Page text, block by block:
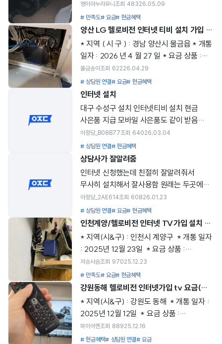
영이마누라유니 조회 48326.05.09
# 만족도# 요금# 현금혜택
양산 LG 헬로비전 인터넷 티비 설치 가입 사은품 혜택 결합상품 추천 헬로티비 현금지원 후기
* 지역 ( 시 구 ) : 경남 양산시 물금읍 * 개통
일자 : 2026 년 4 월 27 일 * 요금 상품 :
LG 헬로비전 인터넷 100M 헬로 tv 플러스
요금제 1. 아정당에서 인터넷 선택한 이유는
? SK 브로드 밴드의 3 년 약정이 끝나서
그동안 주변 지인들로부터 추천을 많이
들었던 아정당에서 혜택이 좋은 인터넷
요금제가 있어서 신청하게 되었습니다 . 2.
인터넷 가입 , 인터넷 설치 과정 우선 아정당
인터넷 홈페이지에 가서 인터넷과 TV 여러
업체를 검색해보고 가격도 꼼꼼히
비교해보았습니다. 아정당 홈페이지에는
업체도 많이 있고, 여러가지 요금제와 결합
상품도 한눈에 알아볼 수 있게 잘 정리되어
있어서 쉽게 비교해서 선택할 수 있었습니다.
선택한 인터넷 +TV 업체와 상품 및
요금제를 선택한 뒤 상담원 통화를
선택했는데, 곧바로 상담원과 연결이 되었고,
상담원 분의 친절한 안내와 설명을 들으면서
필요한 내용들을 확인 받았고, 신청을
완료했습니다. 그리고 다음날 오전에 해당
업체의 해피콜 연락을 받고, 오후에 바로
기사님이 방문 주셔서 설치 마무리 했습니다.
신청에서 설치까지 딱 2일 걸렸네요, 너무
물금송이 조회 62226.04.29
# 상담원 연결# 요금# 현금혜택
인터넷 설치
대구 수성구 설치 인터넷티비 설치 현금
사은품 지급 모바일 사은품도 같이 받음
상담원도 친절해요 상담 신청 후 바로 전화
받음
아정당_B08B77조회 64026.03.04
# 상담원 연결# 현금혜택
상담사가 잘알려줌
인터넷 신청했는데 친절히 잘알려줘서
무사히 설치해서 잘사용함 원래는 두곳에
사용하려고했는데 안타깝게 한곳은
설치가안된다해 한곳만사용해서
조금아쉬웠음 다만 기계가 조금틀려서
익숙하지않네요 ᄒᄒ
아정당_2AE614조회 60826.01.23
# 상담원 연결# 요금# 현금혜택
인천계양/헬로비전 인터넷 TV가입 설치 사은품 현금지급 후기
* 지역(시&구) : 인천시 계양구 ​ * 개통 일자
: 2025년 12월 23일 ​ * 요금 상품 :
헬로인터넷 관랜라이트 헬로tv이코노미 ​ ​ 1.
가입 선택한 이유는? ​ 엘지 유플 3년 약정이
끝난시기에 요금이 너무비싸 조금 저렴한
요금을 찾다가 가입 선택해서 설치했습니다 ​
2. 가입 과정을 알려주세요 ​ 정수기를
저승사슴조회 97025.12.23
# 만족도# 요금# 현금혜택
강원동해 헬로비전 인터넷가입 tv 요금(셋톱박스,공유기) 현금지원 사은품 내돈내산 아정당 설치후기
* 지역(시&구) : 강원도 동해 ​ * 개통 일자 :
2025년 12월 12일 ​ * 요금 상품 :
LG헬로비전 / pro맥스 / 기가라이트
와이파이 ​ ​ ​ 1. 인터넷TV결합상품 & 통신비
파이어멘조회 88925.12.16
# 현금혜택# 상담원 연결# 요금